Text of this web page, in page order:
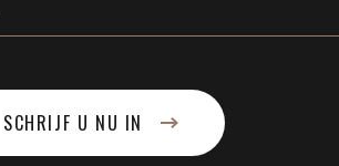
SCHRIJF U NU IN